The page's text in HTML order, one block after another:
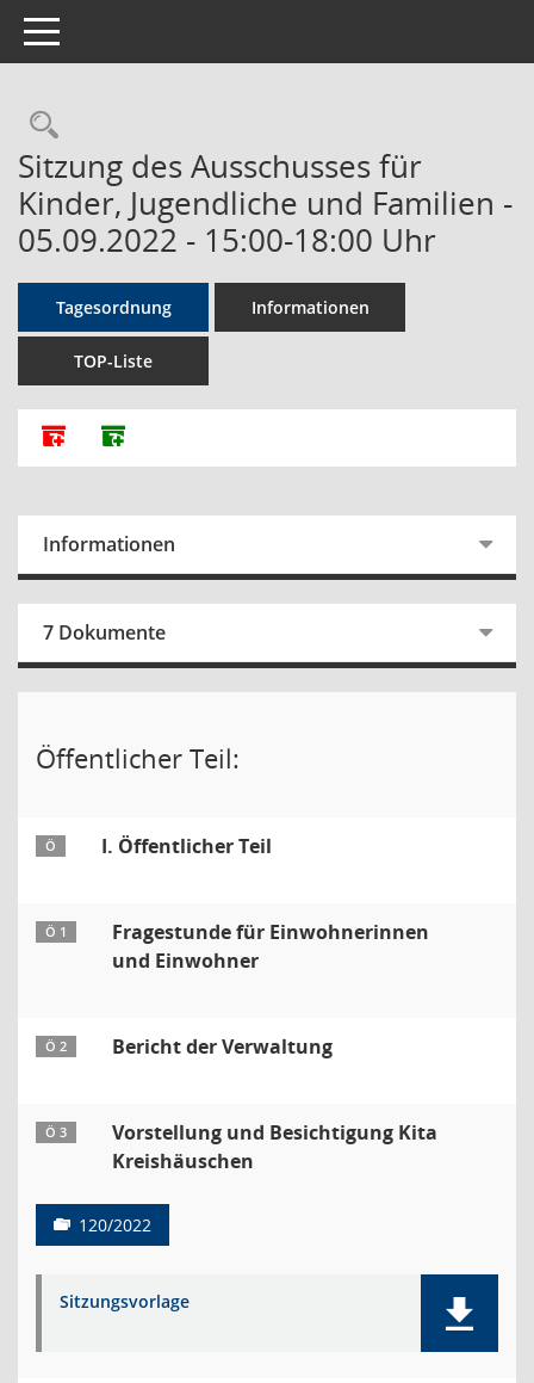
Toggle navigation
Rechercheauswahl
Sitzung des Ausschusses für
Kinder, Jugendliche und Familien -
05.09.2022 - 15:00-18:00 Uhr
Tagesordnung Informationen
TOP-Liste
Alle Dokumente zu dieser Sitzung zusammenfassen
Dokumente ohne Anlagen zusammenfassen
Informationen
7 Dokumente
Öffentlicher Teil:
Ö I. Öffentlicher Teil
Ö 1
Fragestunde für Einwohnerinnen
und Einwohner
Ö 2 Bericht der Verwaltung
Ö 3
Vorstellung und Besichtigung Kita
Kreishäuschen
120/2022
Sitzungsvorlage